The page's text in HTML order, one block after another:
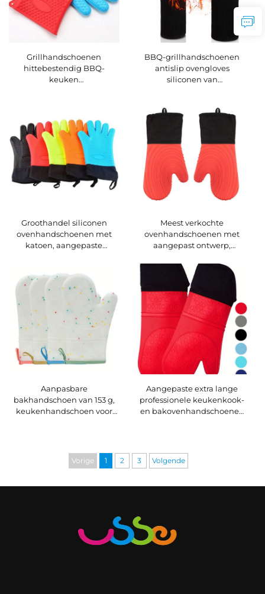
Grillhandschoenen
hittebestendig BBQ-
keuken
voor barbecue
BBQ-grillhandschoenen
antislip ovengloves
siliconen van
hittebestendige ovengloves
voor koken en barbecue
Groothandel siliconen
ovenhandschoenen met
katoen, aangepaste
grillen, extra lange, antislip
pannenhouders
Meest verkochte
ovenhandschoenen met
aangepast ontwerp,
van siliconen, extra lange
hittebestendige
ovenhandschoenen van
siliconen
Aanpasbare
bakhandschoen van 153 g,
keukenhandschoen voor
voor BBQ
Aangepaste extra lange
professionele keukenkook-
en bakovenhandschoenen
Vorige 1 2 3 Volgende